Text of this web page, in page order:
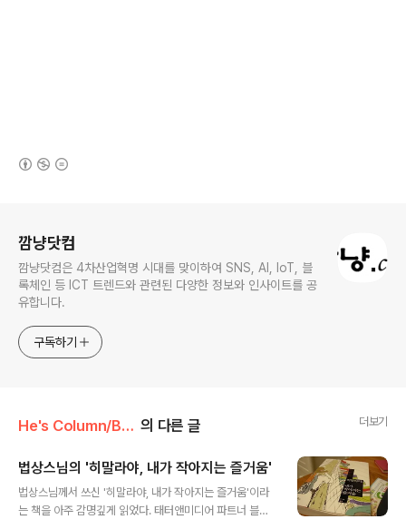
깜냥닷컴
깜냥닷컴은 4차산업혁명 시대를 맞이하여 SNS, AI, IoT, 블
록체인 등 ICT 트렌드와 관련된 다양한 정보와 인사이트를 공
유합니다.
구독하기
He's Column/Book review 의 다른 글 더보기
법상스님의 '히말라야, 내가 작아지는 즐거움'
법상스님께서 쓰신 '히말라야, 내가 작아지는 즐거움'이라
는 책을 아주 감명깊게 읽었다. 태터앤미디어 파트너 블로